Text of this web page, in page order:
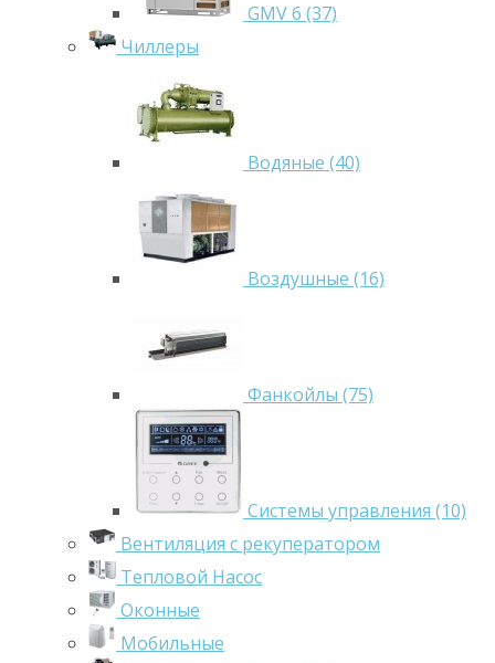
GMV 6 (37)
Чиллеры
Водяные (40)
Воздушные (16)
Фанкойлы (75)
Системы управления (10)
Вентиляция с рекуператором
Тепловой Насос
Оконные
Мобильные